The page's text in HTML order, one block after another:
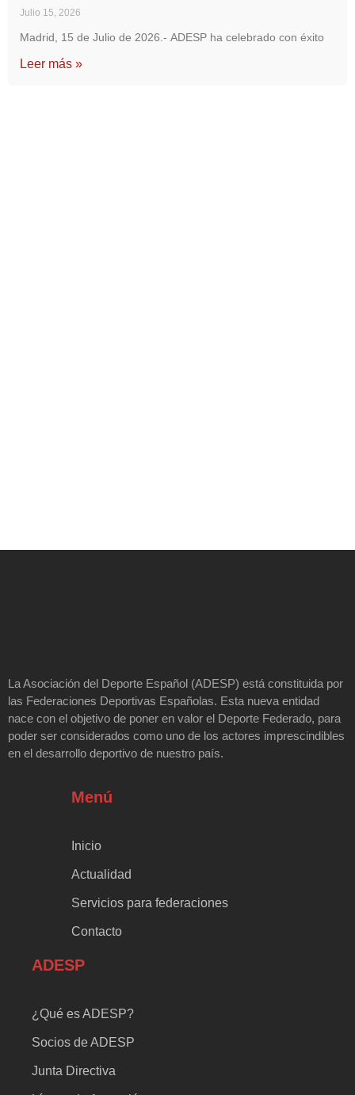
Julio 15, 2026
Madrid, 15 de Julio de 2026.- ADESP ha celebrado con éxito
Leer más »
La Asociación del Deporte Español (ADESP) está constituida por
las Federaciones Deportivas Españolas. Esta nueva entidad
nace con el objetivo de poner en valor el Deporte Federado, para
poder ser considerados como uno de los actores imprescindibles
en el desarrollo deportivo de nuestro país.
Menú
Inicio
Actualidad
Servicios para federaciones
Contacto
ADESP
¿Qué es ADESP?
Socios de ADESP
Junta Directiva